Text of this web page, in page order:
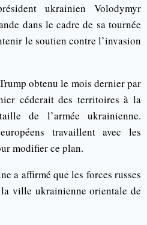
ukrainien Volodymyr
dans le cadre de sa tournée
le soutien contre l’invasion
obtenu le mois dernier par
céderait des territoires à la
de l’armée ukrainienne.
travaillent avec les
modifier ce plan.
a affirmé que les forces russes
ville ukrainienne orientale de